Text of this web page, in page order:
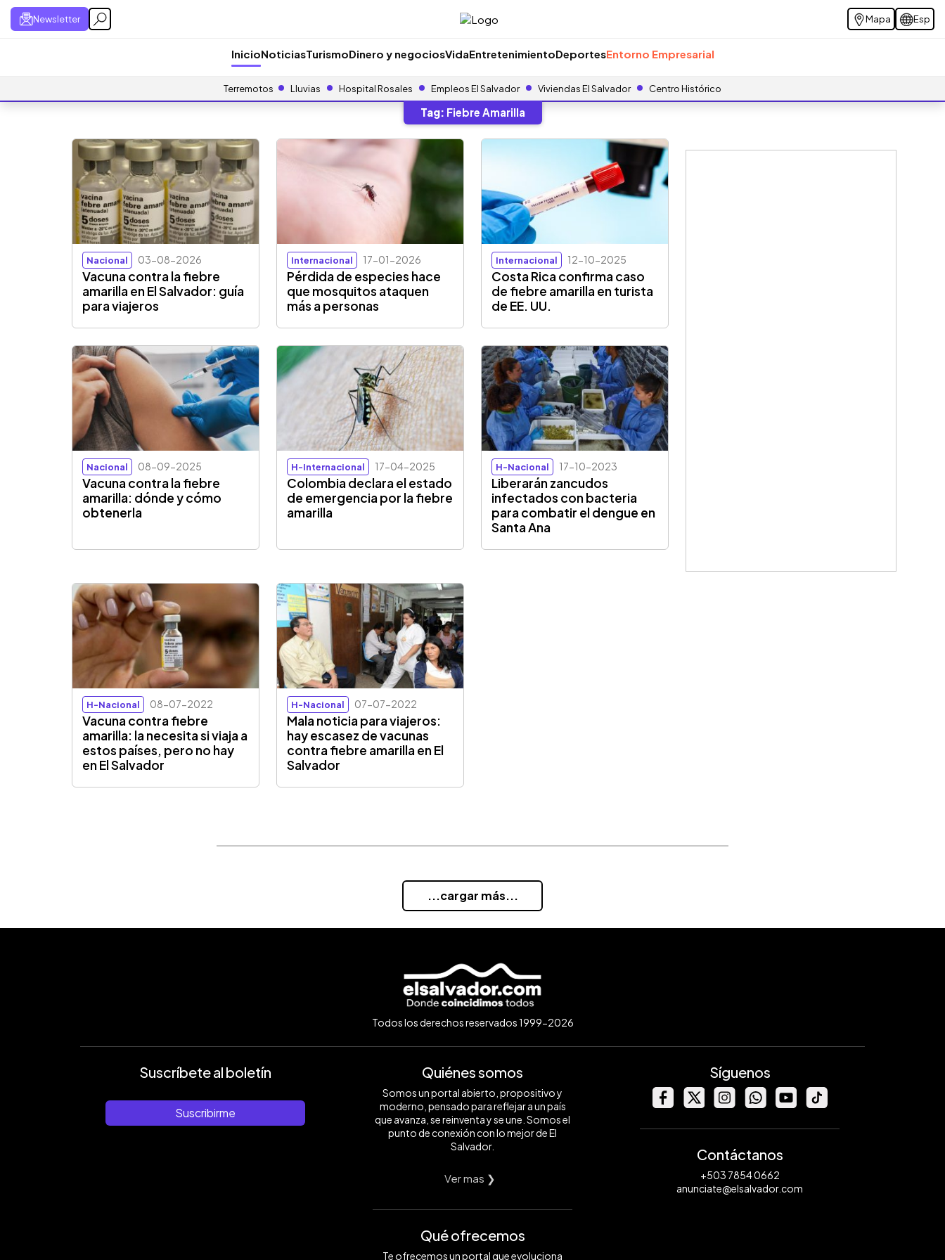
Newsletter Mapa Esp
InicioNoticiasTurismoDinero y negociosVidaEntretenimientoDeportesEntorno Empresarial
Terremotos Lluvias Hospital Rosales Empleos El Salvador Viviendas El Salvador Centro Histórico
Tag: Fiebre Amarilla
Nacional 03-08-2026
Vacuna contra la fiebre
amarilla en El Salvador: guía
para viajeros
Internacional 17-01-2026
Pérdida de especies hace
que mosquitos ataquen
más a personas
Internacional 12-10-2025
Costa Rica confirma caso
de fiebre amarilla en turista
de EE. UU.
Nacional 08-09-2025
Vacuna contra la fiebre
amarilla: dónde y cómo
obtenerla
H-Internacional 17-04-2025
Colombia declara el estado
de emergencia por la fiebre
amarilla
H-Nacional 17-10-2023
Liberarán zancudos
infectados con bacteria
para combatir el dengue en
Santa Ana
H-Nacional 08-07-2022
Vacuna contra fiebre
amarilla: la necesita si viaja a
estos países, pero no hay
en El Salvador
H-Nacional 07-07-2022
Mala noticia para viajeros:
hay escasez de vacunas
contra fiebre amarilla en El
Salvador
...cargar más...
Todos los derechos reservados 1999-2026
Suscríbete al boletín
Suscribirme
Quiénes somos
Somos un portal abierto, propositivo y
moderno, pensado para reflejar a un país
que avanza, se reinventa y se une. Somos el
punto de conexión con lo mejor de El
Salvador.
Ver mas ❯
Qué ofrecemos
Te ofrecemos un portal que evoluciona
Síguenos
Contáctanos
+503 7854 0662
anunciate@elsalvador.com